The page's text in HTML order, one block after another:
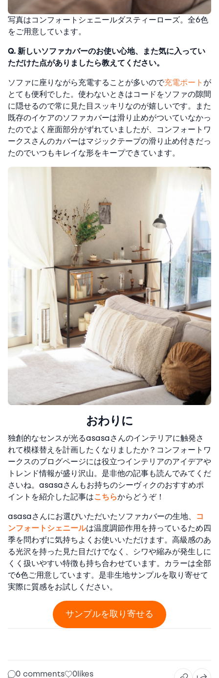
写真はコンフォートシェニールダスティーローズ。全6色
をご用意しています。
Q. 新しいソファカバーのお使い心地、また気に入ってい
ただけた点がありましたら教えてください。
ソファに座りながら充電することが多いので充電ポート が
とても便利でした。 使わないときはコードをソファの隙間
に隠せるので常に見た目スッキリなのが嬉しいです。
また
既存のイケアのソファカバーは滑り止めがついていなかっ
たのでよく座面部分がずれていましたが、コンフォートワ
ークスさんのカバーはマジックテープの滑り止め付きだっ
たのでいつもキレイな形をキープできています。
おわりに
独創的なセンスが光るasasaさんのインテリアに触発さ
れて模様替えを計画したくなりましたか？コンフォートワ
ークスのブログページには役立つインテリアのアイデアや
トレンド情報が盛り沢山。是非他の記事も読んでみてくだ
さいね。asasaさんもお持ちのシーヴィクのおすすめポ
イントを紹介した記事はこちらからどうぞ！
asasaさんにお選びいただいたソファカバーの生地、
コ
ンフォートシェニールは温度調節作用を持っているため四
季を問わずに気持ちよくお使いいただけます。高級感のあ
る光沢を持った見た目だけでなく、シワや縮みが発生しに
くく扱いやすい特徴も持ち合わせています。カラーは全部
で6色ご用意しています。是非生地サンプルを取り寄せて
実際に質感をお試しください。
サンプルを取り寄せる
0 comments 0likes